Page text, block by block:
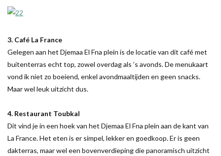
3. Café La France
Gelegen aan het Djemaa El Fna plein is de locatie van dit café met
buitenterras echt top, zowel overdag als ’s avonds. De menukaart
vond ik niet zo boeiend, enkel avondmaaltijden en geen snacks.
Maar wel leuk uitzicht dus.
4. Restaurant Toubkal
Dit vind je in een hoek van het Djemaa El Fna plein aan de kant van
La France. Het eten is er simpel, lekker en goedkoop. Er is geen
dakterras, maar wel een bovenverdieping die panoramisch uitzicht